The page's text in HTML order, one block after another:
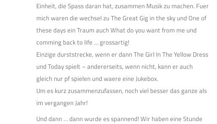
Einheit, die Spass daran hat, zusammen Musik zu machen. Fuer
mich waren die wechsel zu The Great Gig in the sky und One of
these days ein Traum auch What do you want from me und
comming back to life … grossartig!
Einzige durststrecke, wenn er dann The Girl In The Yellow Dress
und Today spielt – andererseits, wenn nicht, kann er auch
gleich nur pf spielen und waere eine Jukebox.
Um es kurz zusammenzufassen, noch viel besser das ganze als
im vergangen Jahr!
Und dann … dann wurde es spannend! Wir haben eine Stunde